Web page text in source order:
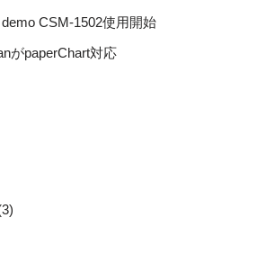
CSM-1502使用開始
がpaperChart対応